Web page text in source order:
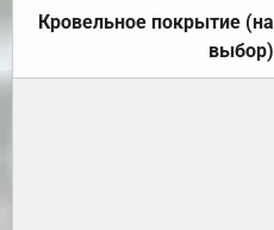
Кровельное покрытие (на
выбор)